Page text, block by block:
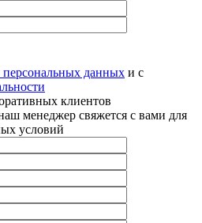
персональных данных и с
клиентов
менеджер свяжется с вами для
условий